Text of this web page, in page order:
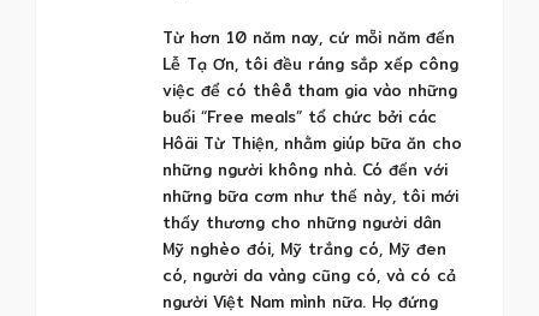
Từ hơn 10 năm nay, cứ mỗi năm đến
Lễ Tạ Ơn, tôi đều ráng sắp xếp công
việc để có thêå tham gia vào những
buổi “Free meals” tổ chức bởi các
Hôäi Từ Thiện, nhằm giúp bữa ăn cho
những người không nhà. Có đến với
những bữa cơm như thế này, tôi mới
thấy thương cho những người dân
Mỹ nghèo đói, Mỹ trắng có, Mỹ đen
có, người da vàng cũng có, và có cả
người Việt Nam mình nữa. Họ đứng